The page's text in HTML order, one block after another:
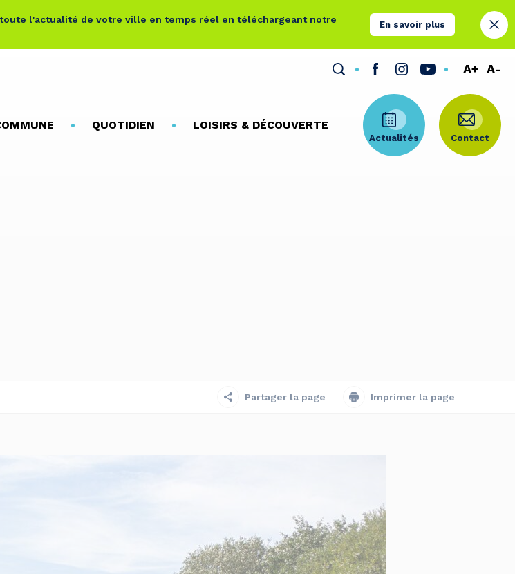
l'actualité de votre ville en temps réel en téléchargeant notre
En savoir plus
QUOTIDIEN LOISIRS & DÉCOUVERTE
Actualités Contact
A+ A-
Partager la page Imprimer la page